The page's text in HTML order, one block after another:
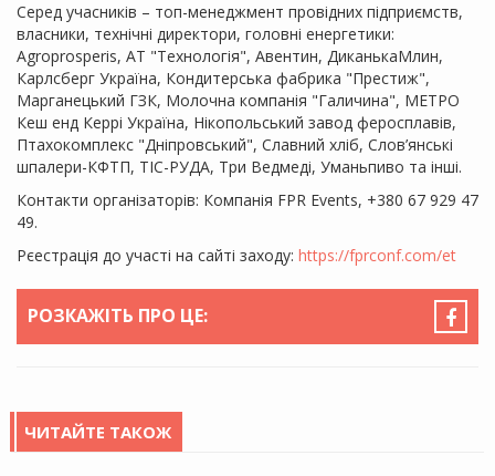
Серед учасників – топ-менеджмент провідних підприємств,
власники, технічні директори, головні енергетики:
Agroprosperis, АТ "Технологія", Авентин, ДиканькаМлин,
Карлсберг Україна, Кондитерська фабрика "Престиж",
Марганецький ГЗК, Молочна компанія "Галичина", МЕТРО
Кеш енд Керрі Україна, Нікопольський завод феросплавів,
Птахокомплекс "Дніпровський", Славний хліб, Слов’янські
шпалери-КФТП, ТІС-РУДА, Три Ведмеді, Уманьпиво та інші.
Контакти організаторів: Компанія FPR Events, +380 67 929 47
49.
Рєестрація до участі на сайті заходу: https://fprconf.com/et
РОЗКАЖІТЬ ПРО ЦЕ:
ЧИТАЙТЕ ТАКОЖ